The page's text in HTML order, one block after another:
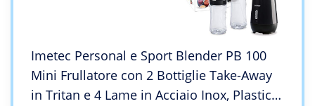
Imetec Personal e Sport Blender PB 100
Mini Frullatore con 2 Bottiglie Take-Away
in Tritan e 4 Lame in Acciaio Inox, Plastica,